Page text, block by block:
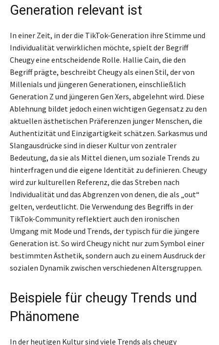
Generation relevant ist
In einer Zeit, in der die TikTok-Generation ihre Stimme und
Individualität verwirklichen möchte, spielt der Begriff
Cheugy eine entscheidende Rolle. Hallie Cain, die den
Begriff prägte, beschreibt Cheugy als einen Stil, der von
Millenials und jüngeren Generationen, einschließlich
Generation Z und jüngeren Gen Xers, abgelehnt wird. Diese
Ablehnung bildet jedoch einen wichtigen Gegensatz zu den
aktuellen ästhetischen Präferenzen junger Menschen, die
Authentizität und Einzigartigkeit schätzen. Sarkasmus und
Slangausdrücke sind in dieser Kultur von zentraler
Bedeutung, da sie als Mittel dienen, um soziale Trends zu
hinterfragen und die eigene Identität zu definieren. Cheugy
wird zur kulturellen Referenz, die das Streben nach
Individualität und das Abgrenzen von denen, die als „out“
gelten, verdeutlicht. Die Verwendung des Begriffs in der
TikTok-Community reflektiert auch den ironischen
Umgang mit Mode und Trends, der typisch für die jüngere
Generation ist. So wird Cheugy nicht nur zum Symbol einer
bestimmten Ästhetik, sondern auch zu einem Ausdruck der
sozialen Dynamik zwischen verschiedenen Altersgruppen.
Beispiele für cheugy Trends und
Phänomene
In der heutigen Kultur sind viele Trends als cheugy